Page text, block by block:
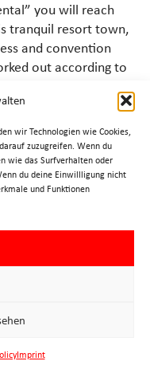
wir Technologien wie Cookies,
zuzugreifen. Wenn du
wie das Surfverhalten oder
du deine Einwillligung nicht
und Funktionen
Imprint
you will reach
tranquil resort town,
and convention
out according to
are not included!
charter, minibus or
glad to assist you.